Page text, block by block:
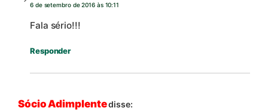
6 de setembro de 2016 às 10:11
Fala sério!!!
Responder
Sócio Adimplentedisse: